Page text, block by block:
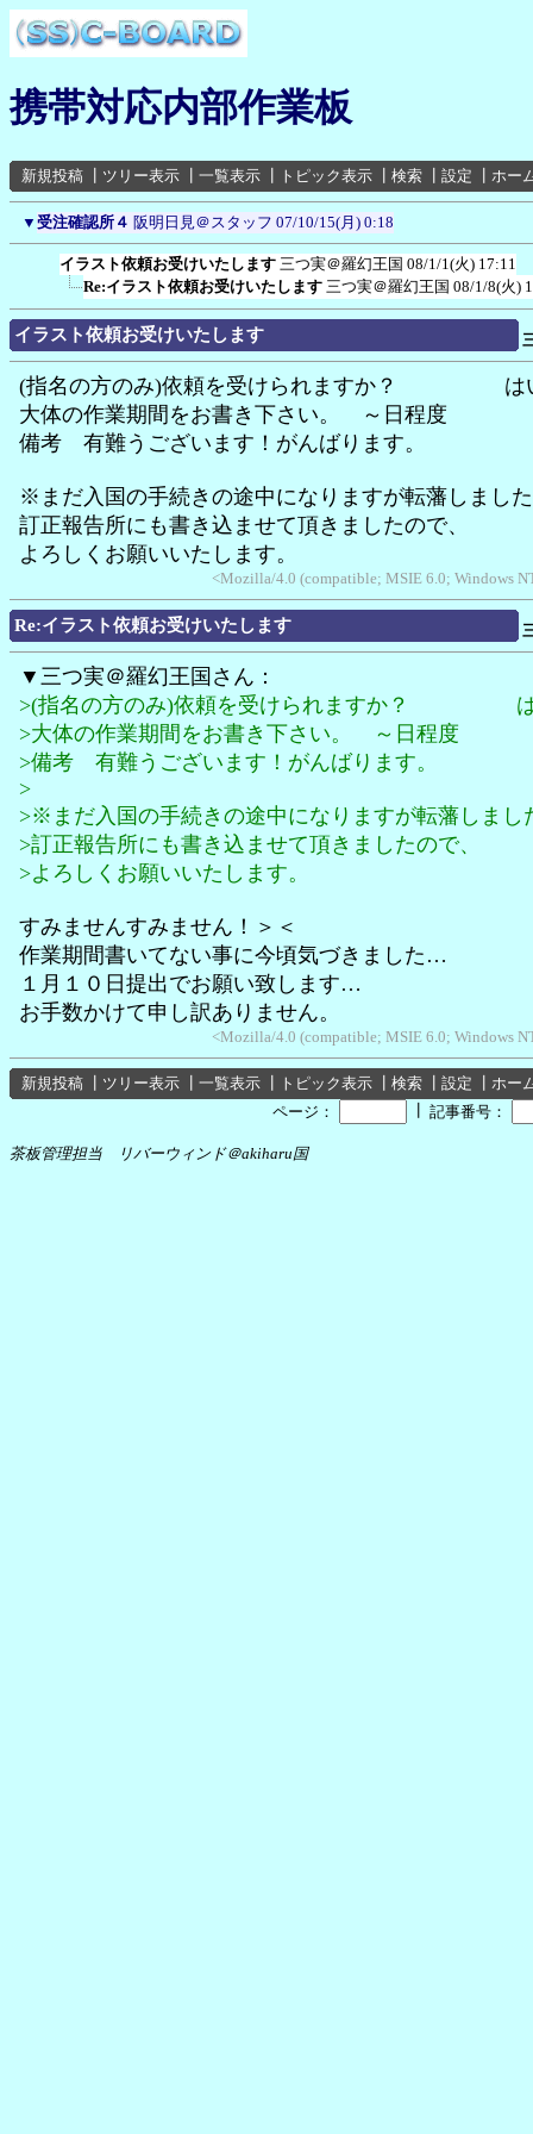
携帯対応内部作業板
新規投稿 ツリー表示 一覧表示 トピック表示 検索 設定 ホー
▼ 受注確認所４ 阪明日見＠スタッフ 07/10/15(月) 0:18
イラスト依頼お受けいたします 三つ実＠羅幻王国 08/1/1(火) 17:11
Re:イラスト依頼お受けいたします 三つ実＠羅幻王国 08/1/8(火)
イラスト依頼お受けいたします
(指名の方のみ)依頼を受けられますか？ は
大体の作業期間をお書き下さい。 ～日程度
備考 有難うございます！がんばります。
※まだ入国の手続きの途中になりますが転藩しまし
訂正報告所にも書き込ませて頂きましたので、
よろしくお願いいたします。
<Mozilla/4.0 (compatible; MSIE 6.0; Windows
Re:イラスト依頼お受けいたします
▼三つ実＠羅幻王国さん：
>(指名の方のみ)依頼を受けられますか？
>大体の作業期間をお書き下さい。 ～日程度
>備考 有難うございます！がんばります。
>
>※まだ入国の手続きの途中になりますが転藩しまし
>訂正報告所にも書き込ませて頂きましたので、
>よろしくお願いいたします。
すみませんすみません！＞＜
作業期間書いてない事に今頃気づきました…
１月１０日提出でお願い致します…
お手数かけて申し訳ありません。
<Mozilla/4.0 (compatible; MSIE 6.0; Windows
新規投稿 ツリー表示 一覧表示 トピック表示 検索 設定
ホー
ページ：
記事番号：
茶板管理担当 リバーウィンド＠akiharu国